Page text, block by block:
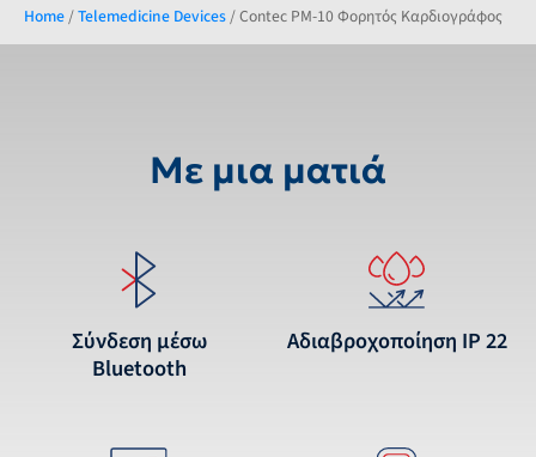
Home/Telemedicine Devices/Contec PM-10 Φορητός Καρδιογράφος
Με μια ματιά
Σύνδεση μέσω
Bluetooth
Αδιαβροχοποίηση IP 22